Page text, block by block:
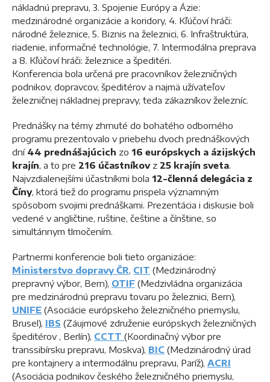
nákladnú prepravu, 3. Spojenie Európy a Ázie:
medzinárodné organizácie a koridory, 4. Kľúčoví hráči:
národné železnice, 5. Biznis na železnici, 6. Infraštruktúra,
riadenie, informačné technológie, 7. Intermodálna preprava
a 8. Kľúčoví hráči: železnice a špeditéri.
Konferencia bola určená pre pracovníkov železničných
podnikov, dopravcov, špeditérov a najmä užívateľov
železničnej nákladnej prepravy, teda zákazníkov železníc.
Prednášky na témy zhrnuté do bohatého odborného
programu prezentovalo v priebehu dvoch prednáškových
dní 44 prednášajúcich zo 16 európskych a ázijských
krajín, a to pre 216 účastníkovz 25 krajín sveta.
Najvzdialenejšími účastníkmi bola 12-členná delegácia z
Číny, ktorá tiež do programu prispela významným
spôsobom svojimi prednáškami. Prezentácia i diskusie boli
vedené v angličtine, ruštine, češtine a čínštine, so
simultánnym tlmočením.
Partnermi konferencie boli tieto organizácie:
Ministerstvo dopravy ČR, CIT (Medzinárodný
prepravný výbor, Bern), OTIF (Medzivládna organizácia
pre medzinárodnú prepravu tovaru po železnici, Bern),
UNIFE (Asociácie európskeho železničného priemyslu,
Brusel), IBS (Záujmové združenie európskych železničných
špeditérov , Berlín), CCTT (Koordinačný výbor pre
transsibírsku prepravu, Moskva), BIC (Medzinárodný úrad
pre kontajnery a intermodálnu prepravu, Paríž), ACRI
(Asociácia podnikov českého železničného priemyslu,